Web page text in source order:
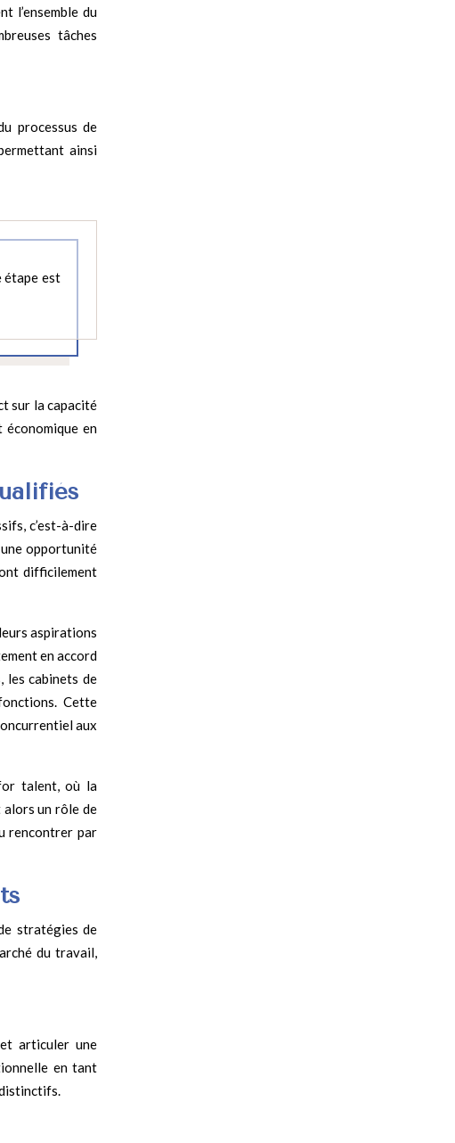
l’ensemble du
tâches
processus de
ainsi
étape est
sur la capacité
en
c’est-à-dire
une opportunité
difficilement
aspirations
en accord
les cabinets de
Cette
aux
talent, où la
un rôle de
rencontrer par
stratégies de
du travail,
articuler une
en tant